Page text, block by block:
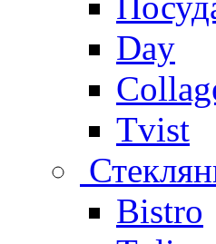
Day
Tvist
Bistro